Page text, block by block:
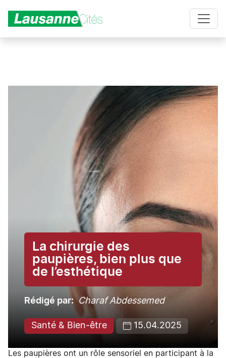
La chirurgie des
paupières, bien plus que
de l’esthétique
Rédigé par Charaf Abdessemed
Santé & Bien-être 15.04.2025
Les paupières ont un rôle sensoriel en participant à la